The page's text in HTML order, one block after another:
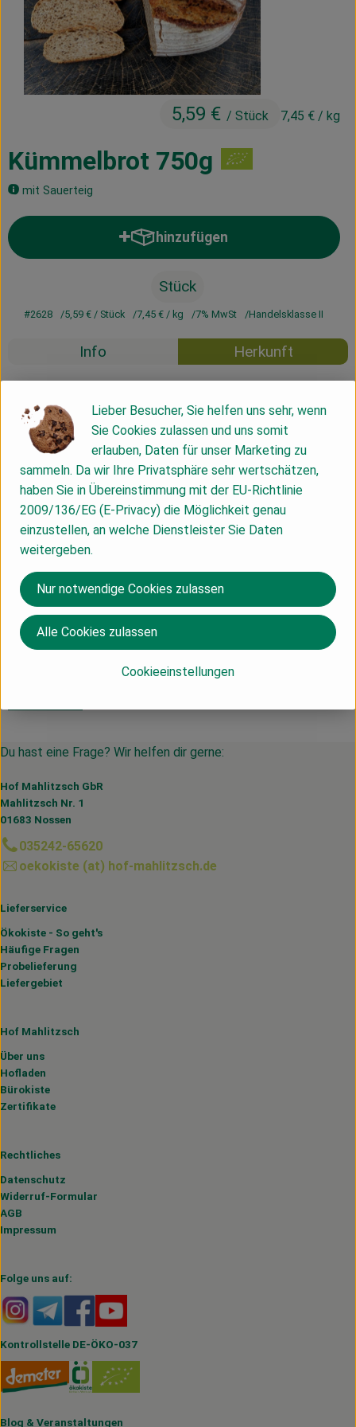
Kühltheke
Vorratskammer
Getränke
Lieferservice
Kümmelbrot 750g
mit Sauerteig
5,59 € / Stück 7,45 € / kg
hinzufügen
Produkt zum Warenkorb
Stück
#2628 5,59 € / Stück 7,45 € / kg 7% MwSt Handelsklasse II
Info Herkunft
Mahlitzscher Kümmelbrot 750g
Zutaten: Wasser 38%, Roggenmehl 1150 39%, Dinkelmehl
630 (eine Weizenart) 22%, Kümmel, Steinsalz 1%,
Apfelessig 0,001%
Produktinformationen
Du hast eine Frage? Wir helfen dir gerne:
Hof Mahlitzsch GbR
Mahlitzsch Nr. 1
01683 Nossen
035242-65620
oekokiste (at) hof-mahlitzsch.de
Lieferservice
Ökokiste - So geht's
Häufige Fragen
Probelieferung
Liefergebiet
Hof Mahlitzsch
Über uns
Hofladen
Bürokiste
Zertifikate
Rechtliches
Datenschutz
Widerruf-Formular
AGB
Impressum
Folge uns auf:
Externer Link zu https://www.instagram.com/
Externer Link zu https://t.me/s/hofmahlitzsch
Externer Link zu https://www.facebook.com/
Kontrollstelle DE-ÖKO-037
Blog & Veranstaltungen
Lieber Besucher, Sie helfen uns sehr, wenn
Sie Cookies zulassen und uns somit
erlauben, Daten für unser Marketing zu
sammeln. Da wir Ihre Privatsphäre sehr wertschätzen,
haben Sie in Übereinstimmung mit der EU-Richtlinie
2009/136/EG (E-Privacy) die Möglichkeit genau
einzustellen, an welche Dienstleister Sie Daten
weitergeben.
Cookieeinstellungen
Nur notwendige Cookies zulassen
Alle Cookies zulassen